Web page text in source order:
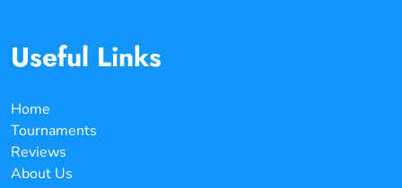
Useful Links
Home
Tournaments
Reviews
About Us